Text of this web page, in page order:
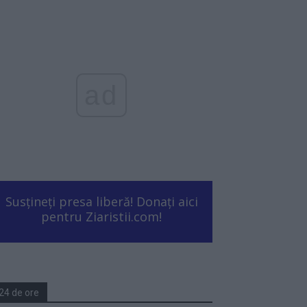
Susțineți presa liberă! Donați aici
pentru Ziaristii.com!
de ore